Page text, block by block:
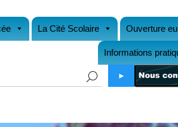
La Cité Scolaire Ouverture
Informations
►